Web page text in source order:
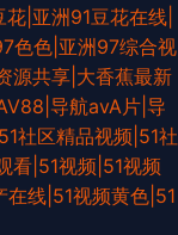
|亚洲91豆花在线|
色色|亚洲97综合视
源共享|大香蕉最新
导航avA片|导
51社区精品视频|51社
看|51视频|51视频
线|51视频黄色|51